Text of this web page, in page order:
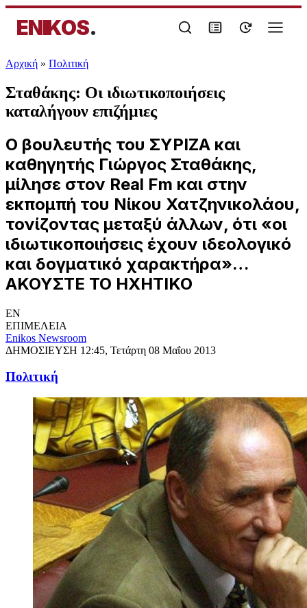
ENIKOS.
Αρχική » Πολιτική
Σταθάκης: Οι ιδιωτικοποιήσεις
καταλήγουν επιζήμιες
Ο βουλευτής του ΣΥΡΙΖΑ και
καθηγητής Γιώργος Σταθάκης,
μίλησε στον Real Fm και στην
εκπομπή του Νίκου Χατζηνικολάου,
τονίζοντας μεταξύ άλλων, ότι «οι
ιδιωτικοποιήσεις έχουν ιδεολογικό
και δογματικό χαρακτήρα»…
ΑΚΟΥΣΤΕ ΤΟ ΗΧΗΤΙΚΟ
EN
ΕΠΙΜΕΛΕΙΑ
Enikos Newsroom
ΔΗΜΟΣΙΕΥΣΗ 12:45, Τετάρτη 08 Μαΐου 2013
Πολιτική